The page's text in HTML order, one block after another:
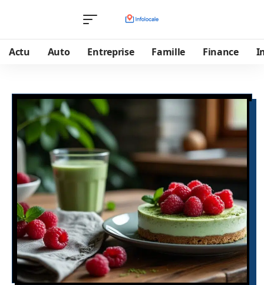
Actu Auto Entreprise Famille Finance